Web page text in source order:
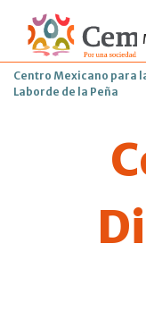
Centro Mexicano para
Laborde de la Peña